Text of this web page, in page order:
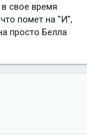
свое время
помет на "И",
просто Белла